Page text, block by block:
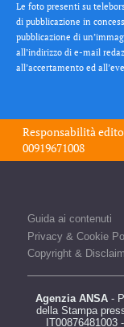
Le foto presenti su
di pubblicazione in
pubblicazione di
all’indirizzo di e-mail
all’accertamento ed
Responsabilità
00919671008
Guida ai contenuti
Privacy & Cookie
Copyright &
Agenzia ANSA -
della Stampa
IT00876481003